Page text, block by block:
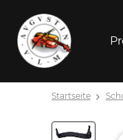
Startseite